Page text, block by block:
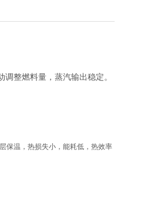
整燃料量，蒸汽输出稳定。
保温，热损失小，能耗低，热效率